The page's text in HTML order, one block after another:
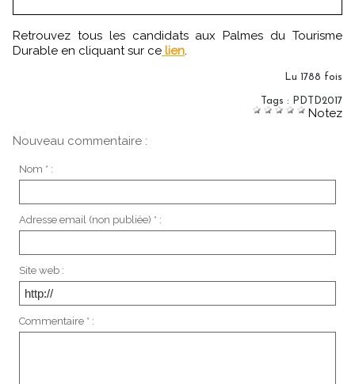
Retrouvez tous les candidats aux Palmes du Tourisme
Durable en cliquant sur ce lien.
Lu 1788 fois
Tags : PDTD2017
Notez
Nouveau commentaire :
Nom * :
Adresse email (non publiée) * :
Site web :
Commentaire * :